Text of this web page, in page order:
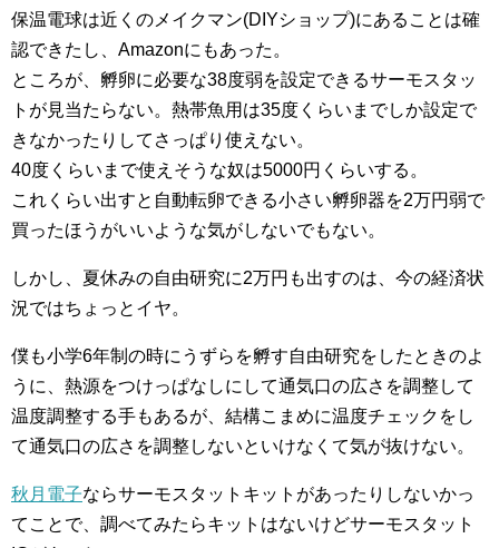
保温電球は近くのメイクマン(DIYショップ)にあることは確
認できたし、Amazonにもあった。
ところが、孵卵に必要な38度弱を設定できるサーモスタッ
トが見当たらない。熱帯魚用は35度くらいまでしか設定で
きなかったりしてさっぱり使えない。
40度くらいまで使えそうな奴は5000円くらいする。
これくらい出すと自動転卵できる小さい孵卵器を2万円弱で
買ったほうがいいような気がしないでもない。
しかし、夏休みの自由研究に2万円も出すのは、今の経済状
況ではちょっとイヤ。
僕も小学6年制の時にうずらを孵す自由研究をしたときのよ
うに、熱源をつけっぱなしにして通気口の広さを調整して
温度調整する手もあるが、結構こまめに温度チェックをし
て通気口の広さを調整しないといけなくて気が抜けない。
秋月電子ならサーモスタットキットがあったりしないかっ
てことで、調べてみたらキットはないけどサーモスタット